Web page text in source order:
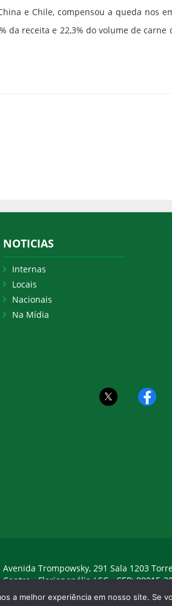
e Chile, compensou a queda nos
da receita e 22,3% do volume de
NOTICIAS
Internas
Locais
Nacionais
Na Mídia
Avenida Trompowsky, 291 Sala 1203
Centro - Florianopólis / SC - CEP: 88015-
a melhor experiência em nosso site. Se